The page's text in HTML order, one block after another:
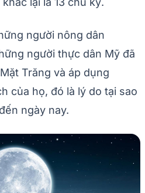
người nông dân
người thực dân Mỹ đã
Trăng và áp dụng
của họ, đó là lý do tại sao
ngày nay.